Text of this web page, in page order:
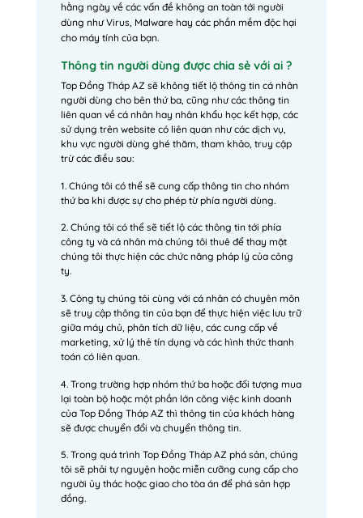
hằng ngày về các vấn đề không an toàn tới người
dùng như Virus, Malware hay các phần mềm độc hại
cho máy tính của bạn.
Thông tin người dùng được chia sẻ với ai ?
Top Đồng Tháp AZ sẽ không tiết lộ thông tin cá nhân
người dùng cho bên thứ ba, cũng như các thông tin
liên quan về cá nhân hay nhân khẩu học kết hợp, các
sử dụng trên website có liên quan như các dịch vụ,
khu vực người dùng ghé thăm, tham khảo, truy cập
trừ các điều sau:
1. Chúng tôi có thể sẽ cung cấp thông tin cho nhóm
thứ ba khi được sự cho phép từ phía người dùng.
2. Chúng tôi có thể sẽ tiết lộ các thông tin tới phía
công ty và cá nhân mà chúng tôi thuê để thay mặt
chúng tôi thực hiện các chức năng pháp lý của công
ty.
3. Công ty chúng tôi cùng với cá nhân có chuyên môn
sẽ truy cập thông tin của bạn để thực hiện việc lưu trữ
giữa máy chủ, phân tích dữ liệu, các cung cấp về
marketing, xử lý thẻ tín dụng và các hình thức thanh
toán có liên quan.
4. Trong trường hợp nhóm thứ ba hoặc đối tượng mua
lại toàn bộ hoặc một phần lớn công việc kinh doanh
của Top Đồng Tháp AZ thì thông tin của khách hàng
sẽ được chuyển đổi và chuyển thông tin.
5. Trong quá trình Top Đồng Tháp AZ phá sản, chúng
tôi sẽ phải tự nguyện hoặc miễn cưỡng cung cấp cho
người ủy thác hoặc giao cho tòa án để phá sản hợp
đồng.